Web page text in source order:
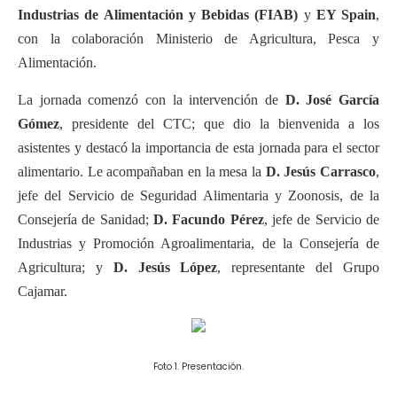
Industrias de Alimentación y Bebidas (FIAB) y EY Spain,
con la colaboración Ministerio de Agricultura, Pesca y
Alimentación.
La jornada comenzó con la intervención de D. José García
Gómez, presidente del CTC; que dio la bienvenida a los
asistentes y destacó la importancia de esta jornada para el sector
alimentario. Le acompañaban en la mesa la D. Jesús Carrasco,
jefe del Servicio de Seguridad Alimentaria y Zoonosis, de la
Consejería de Sanidad; D. Facundo Pérez, jefe de Servicio de
Industrias y Promoción Agroalimentaria, de la Consejería de
Agricultura; y D. Jesús López, representante del Grupo
Cajamar.
Foto 1. Presentación.